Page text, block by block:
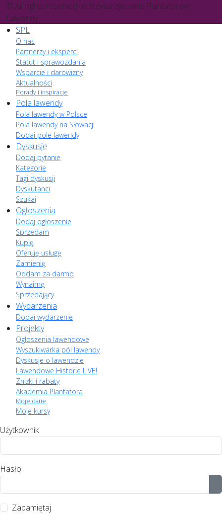
© All rights reserved to Stowarzyszenie Plantatorów
Lawendy
SPL
O nas
Partnerzy i eksperci
Statut i sprawozdania
Wsparcie i darowizny
Aktualności
Porady i inspiracje
Pola lawendy
Pola lawendy w Polsce
Pola lawendy na Słowacji
Dodaj pole lawendy
Dyskusje
Dodaj pytanie
Kategorie
Tagi dyskusji
Dyskutanci
Szukaj
Ogłoszenia
Dodaj ogłoszenie
Sprzedam
Kupię
Oferuję usługę
Zamienię
Oddam za darmo
Wynajmę
Sprzedający
Wydarzenia
Dodaj wydarzenie
Projekty
Ogłoszenia lawendowe
Wyszukiwarka pól lawendy
Dyskusje o lawendzie
Lawendowe Historie LIVE!
Zniżki i rabaty
Akademia Plantatora
Moje dane
Moje kursy
Użytkownik
Hasło
Zapamiętaj